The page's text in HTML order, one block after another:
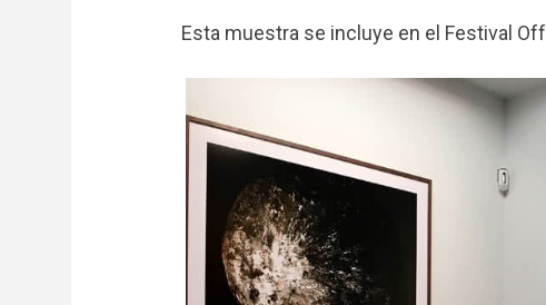
Esta muestra se incluye en el Festival